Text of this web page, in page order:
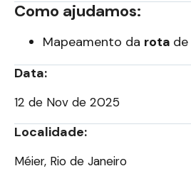
Como ajudamos:
Mapeamento da rota de
Data:
12 de Nov de 2025
Localidade:
Méier, Rio de Janeiro